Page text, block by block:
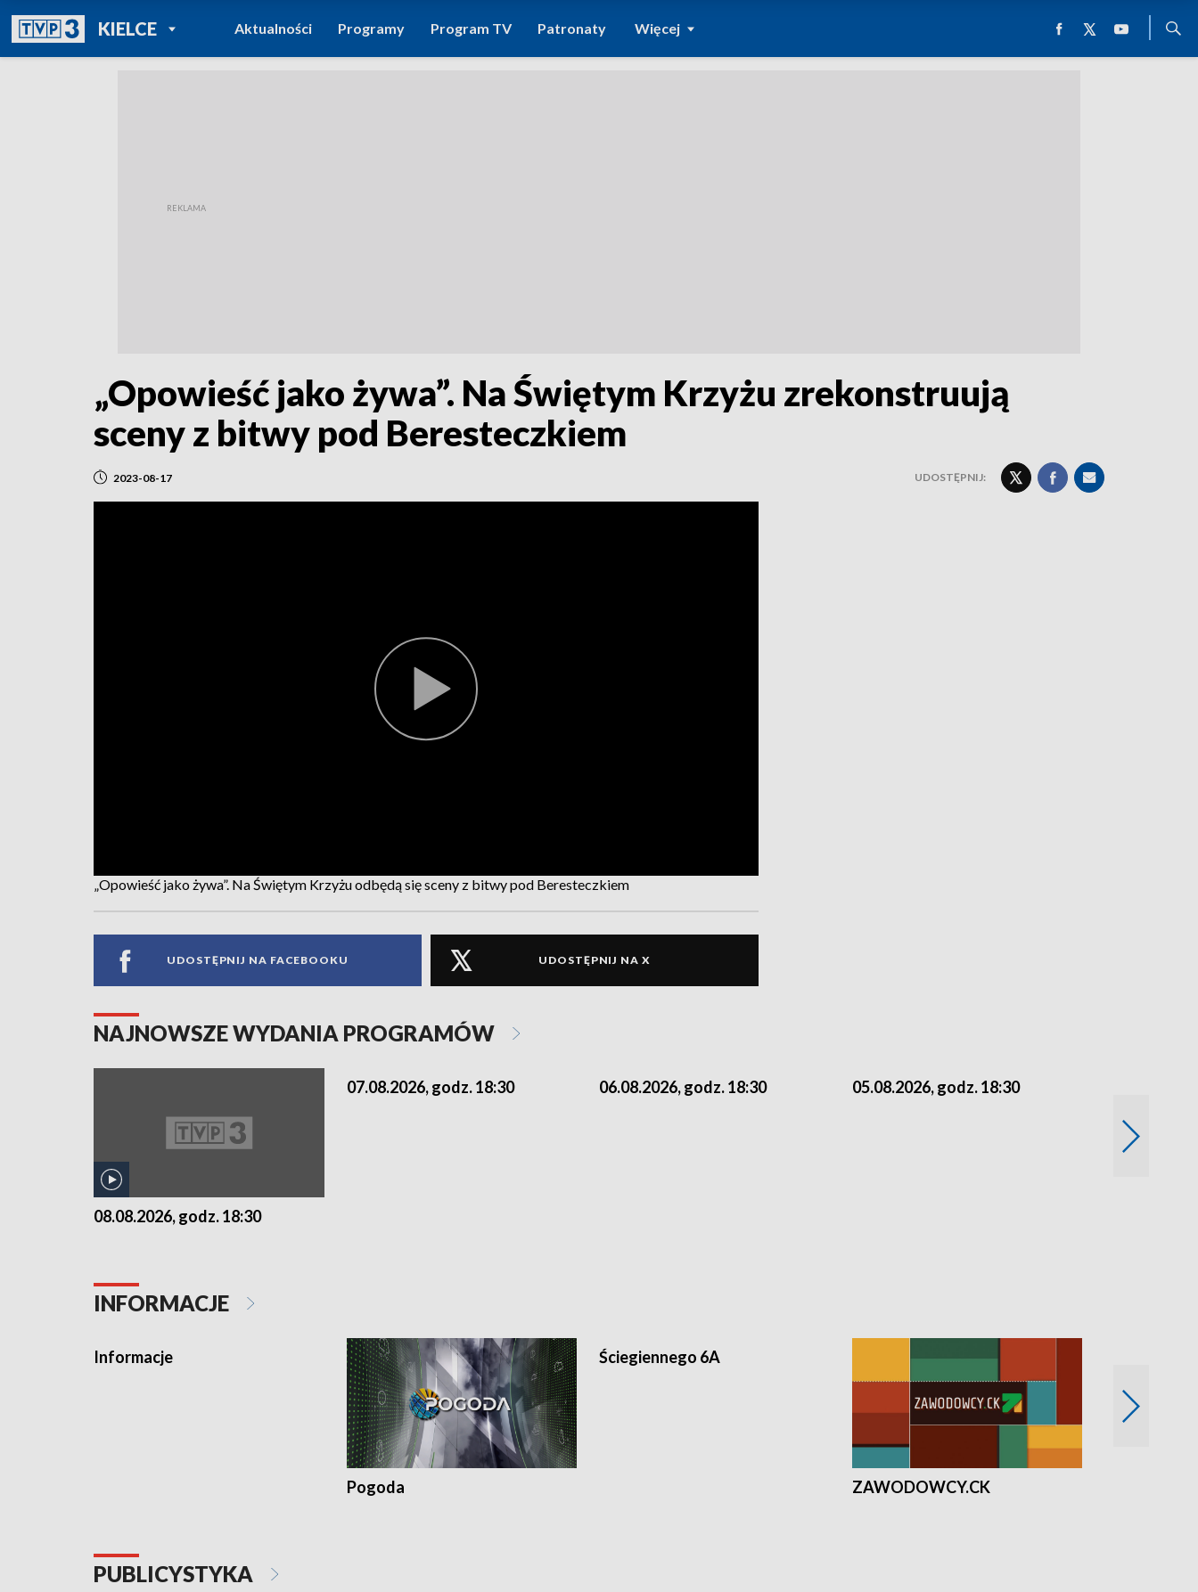
KIELCEPOWRÓT DO
TVP REGIONY
Aktualności Programy Program TV Patronaty Więcej
„Opowieść jako żywa”. Na Świętym Krzyżu zrekonstruują
sceny z bitwy pod Beresteczkiem
2023-08-17 UDOSTĘPNIJ:
„Opowieść jako żywa”. Na Świętym Krzyżu odbędą się sceny z bitwy pod Beresteczkiem
UDOSTĘPNIJ NA FACEBOOKU UDOSTĘPNIJ NA X
NAJNOWSZE WYDANIA PROGRAMÓW
08.08.2026, godz. 18:30
07.08.2026, godz. 18:30 06.08.2026, godz. 18:30 05.08.2026, godz. 18:30
INFORMACJE
Informacje
Pogoda
Ściegiennego 6A
ZAWODOWCY.CK
PUBLICYSTYKA